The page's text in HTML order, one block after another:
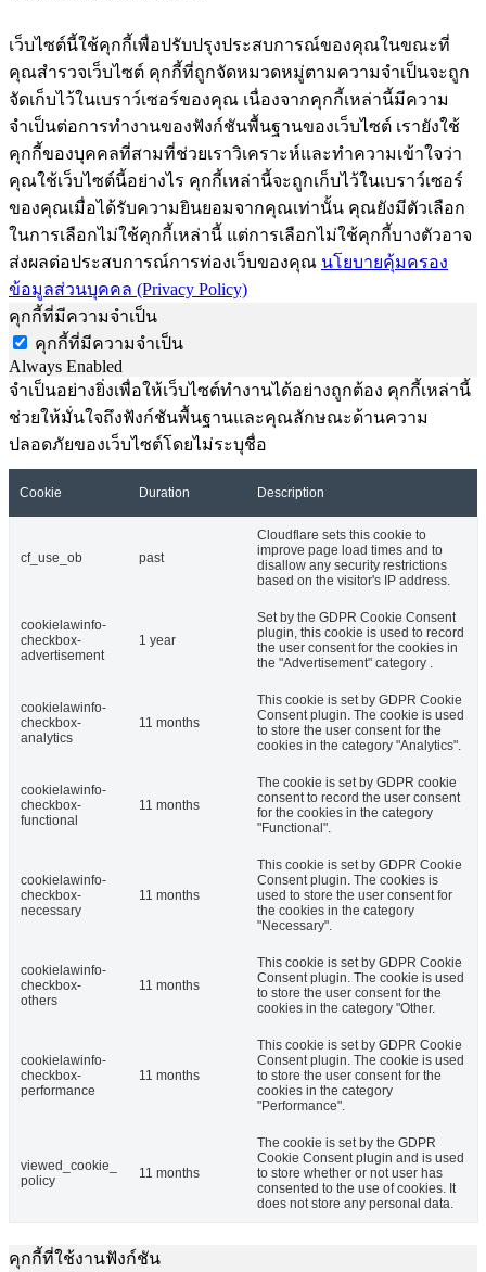
เว็บไซต์นี้ใช้คุกกี้เพื่อปรับปรุงประสบการณ์ของคุณในขณะที่
คุณสำรวจเว็บไซต์ คุกกี้ที่ถูกจัดหมวดหมู่ตามความจำเป็นจะถูก
จัดเก็บไว้ในเบราว์เซอร์ของคุณ เนื่องจากคุกกี้เหล่านี้มีความ
จำเป็นต่อการทำงานของฟังก์ชันพื้นฐานของเว็บไซต์ เรายังใช้
คุกกี้ของบุคคลที่สามที่ช่วยเราวิเคราะห์และทำความเข้าใจว่า
คุณใช้เว็บไซต์นี้อย่างไร คุกกี้เหล่านี้จะถูกเก็บไว้ในเบราว์เซอร์
ของคุณเมื่อได้รับความยินยอมจากคุณเท่านั้น คุณยังมีตัวเลือก
ในการเลือกไม่ใช้คุกกี้เหล่านี้ แต่การเลือกไม่ใช้คุกกี้บางตัวอาจ
ส่งผลต่อประสบการณ์การท่องเว็บของคุณ นโยบายคุ้มครอง
ข้อมูลส่วนบุคคล (Privacy Policy)
คุกกี้ที่มีความจำเป็น
คุกกี้ที่มีความจำเป็น
Always Enabled
จำเป็นอย่างยิ่งเพื่อให้เว็บไซต์ทำงานได้อย่างถูกต้อง คุกกี้เหล่านี้
ช่วยให้มั่นใจถึงฟังก์ชันพื้นฐานและคุณลักษณะด้านความ
ปลอดภัยของเว็บไซต์โดยไม่ระบุชื่อ
Cookie Duration Description
cf_use_ob past
Cloudflare sets this cookie to
improve page load times and to
disallow any security restrictions
based on the visitor's IP address.
cookielawinfo-
checkbox-
advertisement
1 year
Set by the GDPR Cookie Consent
plugin, this cookie is used to record
the user consent for the cookies in
the "Advertisement" category .
cookielawinfo-
checkbox-
analytics
11 months
This cookie is set by GDPR Cookie
Consent plugin. The cookie is used
to store the user consent for the
cookies in the category "Analytics".
cookielawinfo-
checkbox-
functional
11 months
The cookie is set by GDPR cookie
consent to record the user consent
for the cookies in the category
"Functional".
cookielawinfo-
checkbox-
necessary
11 months
This cookie is set by GDPR Cookie
Consent plugin. The cookies is
used to store the user consent for
the cookies in the category
"Necessary".
cookielawinfo-
checkbox-
others
11 months
This cookie is set by GDPR Cookie
Consent plugin. The cookie is used
to store the user consent for the
cookies in the category "Other.
cookielawinfo-
checkbox-
performance
11 months
This cookie is set by GDPR Cookie
Consent plugin. The cookie is used
to store the user consent for the
cookies in the category
"Performance".
viewed_cookie_
policy
11 months
The cookie is set by the GDPR
Cookie Consent plugin and is used
to store whether or not user has
consented to the use of cookies. It
does not store any personal data.
คุกกี้ที่ใช้งานฟังก์ชัน